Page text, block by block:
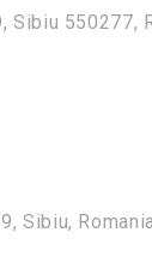
Sibiu 550277,
Sibiu, Romania